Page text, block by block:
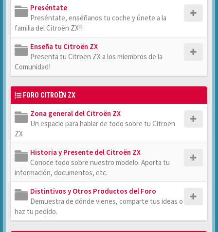
Preséntate
Preséntate, enséñanos tu coche y únete a la
familia del Citroën ZX!!
Enseña tu Citroën ZX
Presenta tu Citroën ZX a los miembros de la
Comunidad!
FORO CITROËN ZX
Zona general del Citroën ZX
Un espacio para hablar de todo sobre tu Citroën
ZX
Historia y Presente del Citroën ZX
Conoce todo sobre nuestro modelo. Aporta tu
información, documentos, etc.
Distintivos y Otros Productos del Foro
Demuestra de dónde vienes, comparte tus ideas o
haz tu pedido.